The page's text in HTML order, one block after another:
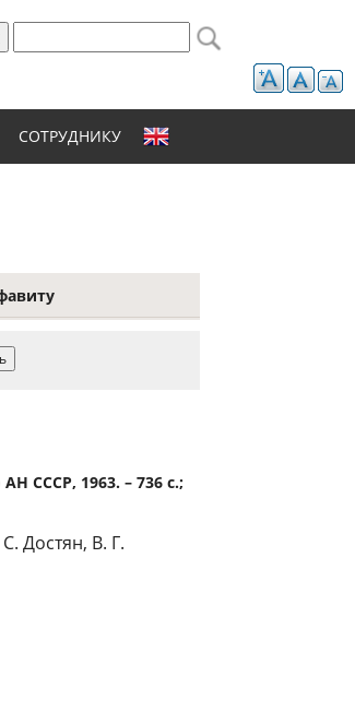
поиска
СОТРУДНИКУ
СССР, 1963. – 736 с.;
Достян, В. Г.